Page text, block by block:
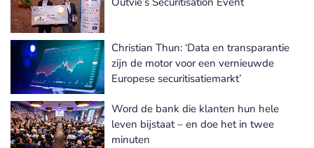
Christian Thun: ‘Data en transparantie
zijn de motor voor een vernieuwde
Europese securitisatiemarkt’
Word de bank die klanten hun hele
leven bijstaat – en doe het in twee
minuten